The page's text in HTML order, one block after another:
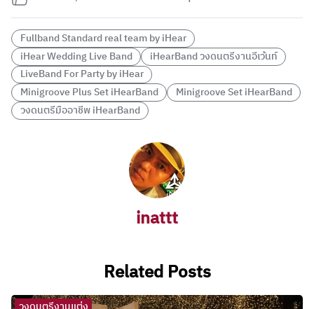
Fullband Standard real team by iHear
iHear Wedding Live Band
iHearBand วงดนตรีงานอีเว้นท์
LiveBand For Party by iHear
Minigroove Plus Set iHearBand
Minigroove Set iHearBand
วงดนตรีมืออาชีพ iHearBand
inattt
Related Posts